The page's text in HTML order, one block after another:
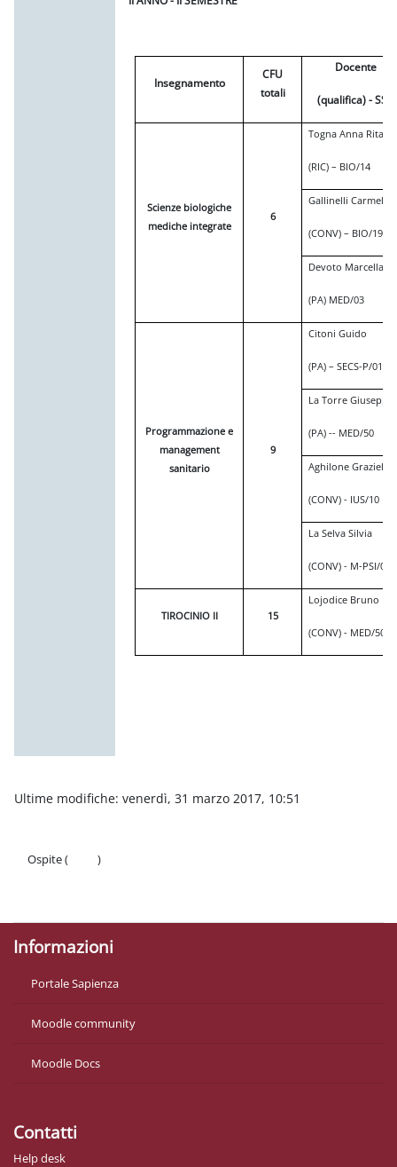
Insegnamento
CFU
totali
Docente
(qualifica) - SSD
Scienze biologiche
mediche integrate
6
Togna Anna Rita
(RIC) – BIO/14
Gallinelli Carmela
(CONV) – BIO/19
Devoto Marcella
(PA) MED/03
Programmazione e
management
sanitario
9
Citoni Guido
(PA) – SECS-P/010
La Torre Giuseppe
(PA) -- MED/50
Aghilone Graziella
(CONV) - IUS/10
La Selva Silvia
(CONV) - M-PSI/06
TIROCINIO II 15
Lojodice Bruno
(CONV) - MED/50
Ultime modifiche: venerdì, 31 marzo 2017, 10:51
Ospite (
)
Informazioni
Portale Sapienza
Moodle community
Moodle Docs
Contatti
Help desk